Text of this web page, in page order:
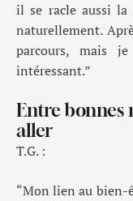
il se racle aussi
naturellement.
parcours, mais
intéressant.”
Entre bonnes
aller
T.G. :
“Mon lien au bien-